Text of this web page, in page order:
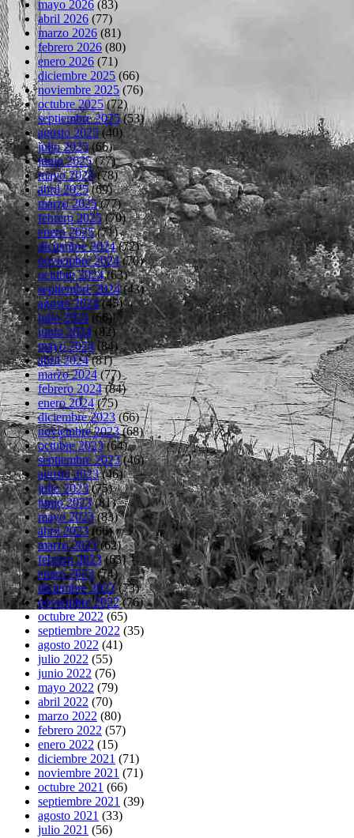
mayo 2026 (83)
abril 2026 (77)
marzo 2026 (81)
febrero 2026 (80)
enero 2026 (71)
diciembre 2025 (66)
noviembre 2025(76)
octubre 2025(72)
septiembre 2025(53)
agosto 2025(40)
julio 2025(66)
junio 2025(77)
mayo 2025(78)
abril 2025(69)
marzo 2025(77)
febrero 2025(70)
enero 2025(71)
diciembre 2024(72)
noviembre 2024(70)
octubre 2024(63)
septiembre 2024(43)
agosto 2024(45)
julio 2024 (66)
junio 2024 (82)
mayo 2024 (84)
abril 2024(81)
marzo 2024(77)
febrero 2024(84)
enero 2024(75)
diciembre 2023(66)
noviembre 2023(68)
octubre 2023(64)
septiembre 2023(46)
agosto 2023(46)
julio 2023(75)
junio 2023(81)
mayo 2023(83)
abril 2023(66)
marzo 2023(62)
febrero 2023(63)
enero 2023(74)
diciembre 2022(73)
noviembre 2022(76)
octubre 2022 (65)
septiembre 2022 (35)
agosto 2022 (41)
julio 2022 (55)
junio 2022 (76)
mayo 2022 (79)
abril 2022 (70)
marzo 2022 (80)
febrero 2022 (57)
enero 2022 (15)
diciembre 2021 (71)
noviembre 2021 (71)
octubre 2021 (66)
septiembre 2021 (39)
agosto 2021 (33)
julio 2021 (56)